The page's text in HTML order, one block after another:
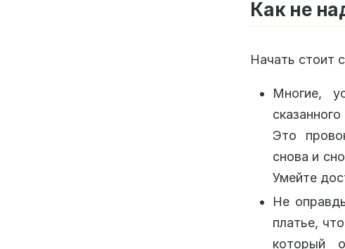
Как не
Начать стоит
Многие,
Это
снова и
Умейте
Не
платье,
который